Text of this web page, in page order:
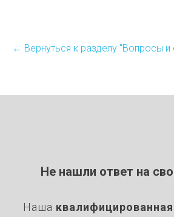
← Вернуться к разделу "Вопросы и
Не нашли ответ на
Наша квалифицированная